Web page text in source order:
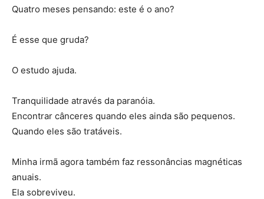
Quatro meses pensando: este é o ano?
É esse que gruda?
O estudo ajuda.
Tranquilidade através da paranóia.
Encontrar cânceres quando eles ainda são pequenos.
Quando eles são tratáveis.
Minha irmã agora também faz ressonâncias magnéticas
anuais.
Ela sobreviveu.